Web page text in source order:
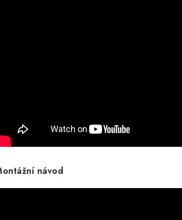
návod